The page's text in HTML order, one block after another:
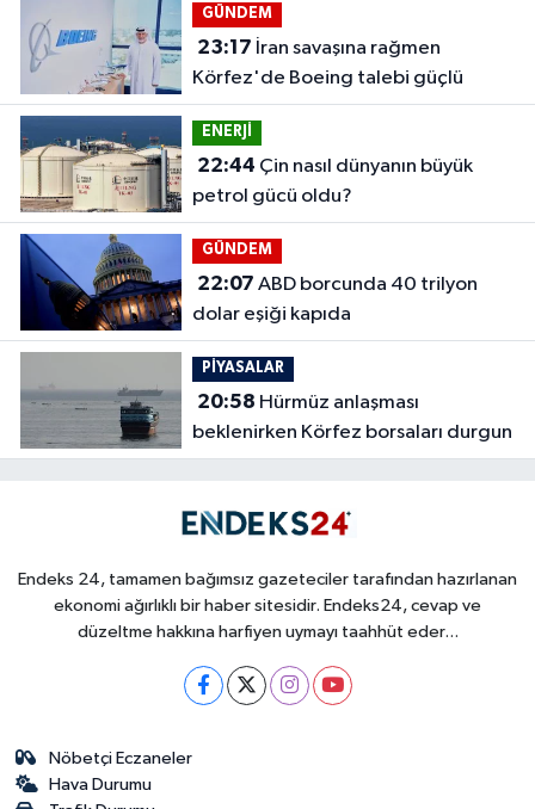
GÜNDEM
23:17
Körfez'de Boeing talebi güçlü
ENERJİ
22:44
petrol gücü oldu?
GÜNDEM
22:07
dolar eşiği kapıda
PİYASALAR
20:58
beklenirken Körfez borsaları durgun
Endeks 24, tamamen bağımsız gazeteciler tarafından hazırlanan
ekonomi ağırlıklı bir haber sitesidir. Endeks24, cevap ve
düzeltme hakkına harfiyen uymayı taahhüt eder...
Nöbetçi Eczaneler
Hava Durumu